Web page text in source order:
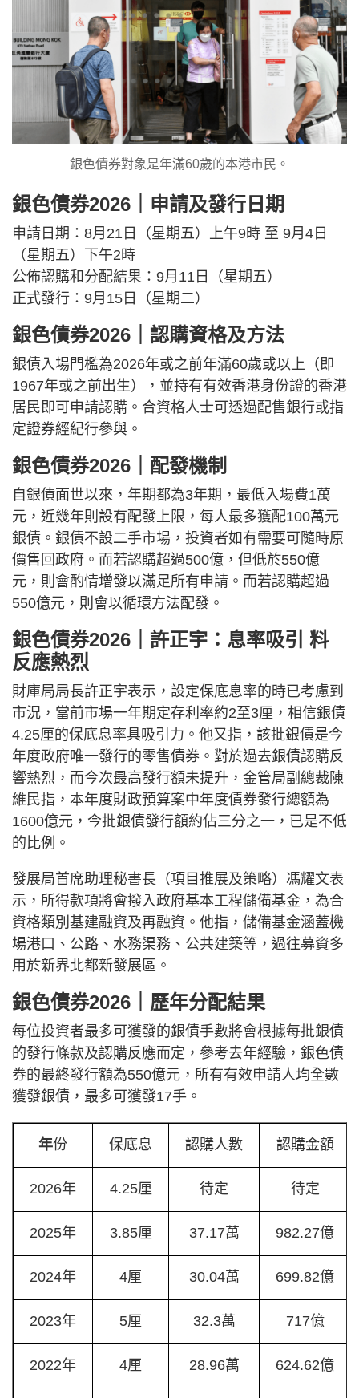
銀色債券對象是年滿60歲的本港市民。
銀色債券2026｜申請及發行日期
申請日期：8月21日（星期五）上午9時 至 9月4日
（星期五）下午2時
公佈認購和分配結果：9月11日（星期五）
正式發行：9月15日（星期二）
銀色債券2026｜認購資格及方法
銀債入場門檻為2026年或之前年滿60歲或以上（即
1967年或之前出生），並持有有效香港身份證的香港
居民即可申請認購。合資格人士可透過配售銀行或指
定證券經紀行參與。
銀色債券2026｜配發機制
自銀債面世以來，年期都為3年期，最低入場費1萬
元，近幾年則設有配發上限，每人最多獲配100萬元
銀債。銀債不設二手市場，投資者如有需要可隨時原
價售回政府。而若認購超過500億，但低於550億
元，則會酌情增發以滿足所有申請。而若認購超過
550億元，則會以循環方法配發。
銀色債券2026｜許正宇：息率吸引 料
反應熱烈
財庫局局長許正宇表示，設定保底息率的時已考慮到
市況，當前市場一年期定存利率約2至3厘，相信銀債
4.25厘的保底息率具吸引力。他又指，該批銀債是今
年度政府唯一發行的零售債券。對於過去銀債認購反
響熱烈，而今次最高發行額未提升，金管局副總裁陳
維民指，本年度財政預算案中年度債券發行總額為
1600億元，今批銀債發行額約佔三分之一，已是不低
的比例。
發展局首席助理秘書長（項目推展及策略）馮耀文表
示，所得款項將會撥入政府基本工程儲備基金，為合
資格類別基建融資及再融資。他指，儲備基金涵蓋機
場港口、公路、水務渠務、公共建築等，過往募資多
用於新界北都新發展區。
銀色債券2026｜歷年分配結果
每位投資者最多可獲發的銀債手數將會根據每批銀債
的發行條款及認購反應而定，參考去年經驗，銀色債
券的最終發行額為550億元，所有有效申請人均全數
獲發銀債，最多可獲發17手。
年份 保底息 認購人數 認購金額
2026年 4.25厘 待定 待定
2025年 3.85厘 37.17萬 982.27億
2024年 4厘 30.04萬 699.82億
2023年 5厘 32.3萬 717億
2022年 4厘 28.96萬 624.62億